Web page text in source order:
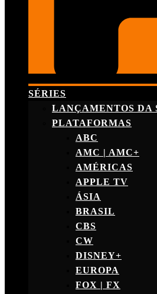
SÉRIES
LANÇAMENTOS DA
PLATAFORMAS
ABC
AMC | AMC+
AMÉRICAS
APPLE TV
ÁSIA
BRASIL
CBS
CW
DISNEY+
EUROPA
FOX | FX